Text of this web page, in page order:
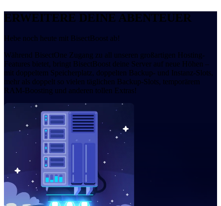
ERWEITERE DEINE ABENTEUER
Hebe noch heute mit BisectBoost ab!
Während BisectOne Zugang zu all unseren großartigen Hosting-
Features bietet, bringt BisectBoost deine Server auf neue Höhen –
mit doppeltem Speicherplatz, doppelten Backup- und Instanz-Slots,
mehr als doppelt so vielen täglichen Backup-Slots, temporärem
RAM-Boosting und anderen tollen Extras!